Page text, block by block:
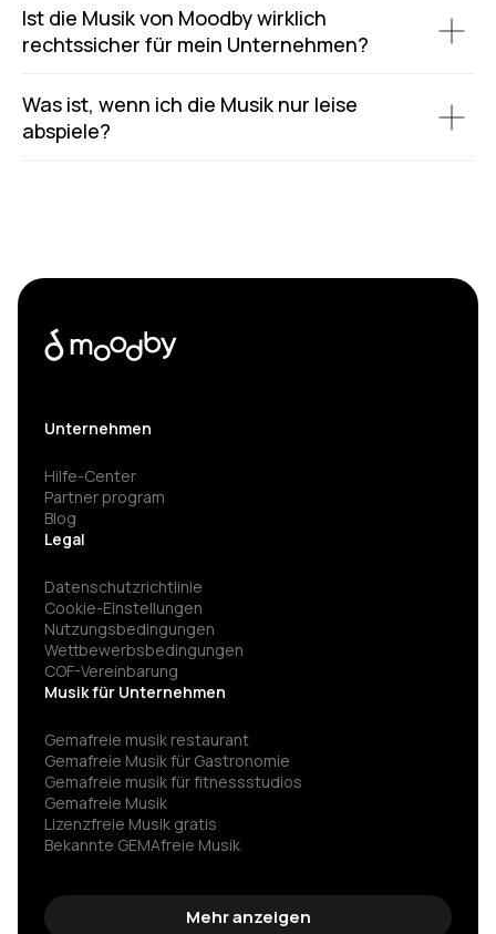
Ist die Musik von Moodby wirklich
rechtssicher für mein Unternehmen?
Was ist, wenn ich die Musik nur leise
abspiele?
Unternehmen
Hilfe-Center
Partner program
Blog
Legal
Datenschutzrichtlinie
Cookie-Einstellungen
Nutzungsbedingungen
Wettbewerbsbedingungen
COF-Vereinbarung
Musik für Unternehmen
Gemafreie musik restaurant
Gemafreie Musik für Gastronomie
Gemafreie musik für fitness­studios
Gemafreie Musik
Lizenzfreie Musik gratis
Bekannte GEMAfreie Musik
Gemafreie wartemusik
Hintergrundmusik für werbung
Mehr anzeigen